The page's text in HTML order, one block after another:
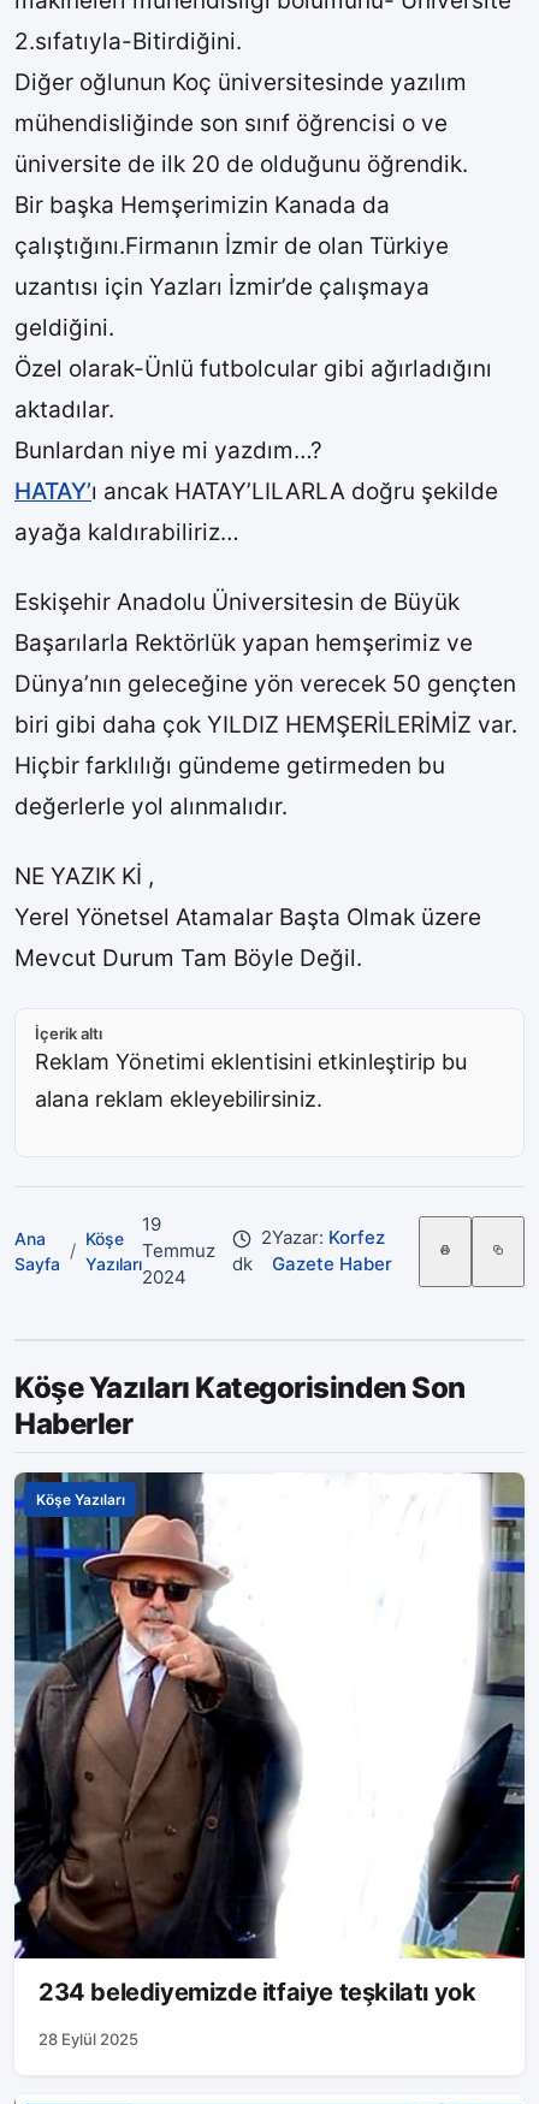
2.sıfatıyla-Bitirdiğini.
Diğer oğlunun Koç üniversitesinde yazılım
mühendisliğinde son sınıf öğrencisi o ve
üniversite de ilk 20 de olduğunu öğrendik.
Bir başka Hemşerimizin Kanada da
çalıştığını.Firmanın İzmir de olan Türkiye
uzantısı için Yazları İzmir’de çalışmaya
geldiğini.
Özel olarak-Ünlü futbolcular gibi ağırladığını
aktadılar.
Bunlardan niye mi yazdım…?
HATAY’ı ancak HATAY’LILARLA doğru şekilde
ayağa kaldırabiliriz…
Eskişehir Anadolu Üniversitesin de Büyük
Başarılarla Rektörlük yapan hemşerimiz ve
Dünya’nın geleceğine yön verecek 50 gençten
biri gibi daha çok YILDIZ HEMŞERİLERİMİZ var.
Hiçbir farklılığı gündeme getirmeden bu
değerlerle yol alınmalıdır.
NE YAZIK Kİ ,
Yerel Yönetsel Atamalar Başta Olmak üzere
Mevcut Durum Tam Böyle Değil.
İçerik altı
Reklam Yönetimi eklentisini etkinleştirip bu
alana reklam ekleyebilirsiniz.
Ana
Sayfa
/
Köşe
Yazıları
19
Temmuz
2024
2
dk
Yazar: Korfez
Gazete Haber
Köşe Yazıları Kategorisinden Son
Haberler
Köşe Yazıları
234 belediyemizde itfaiye teşkilatı yok
28 Eylül 2025